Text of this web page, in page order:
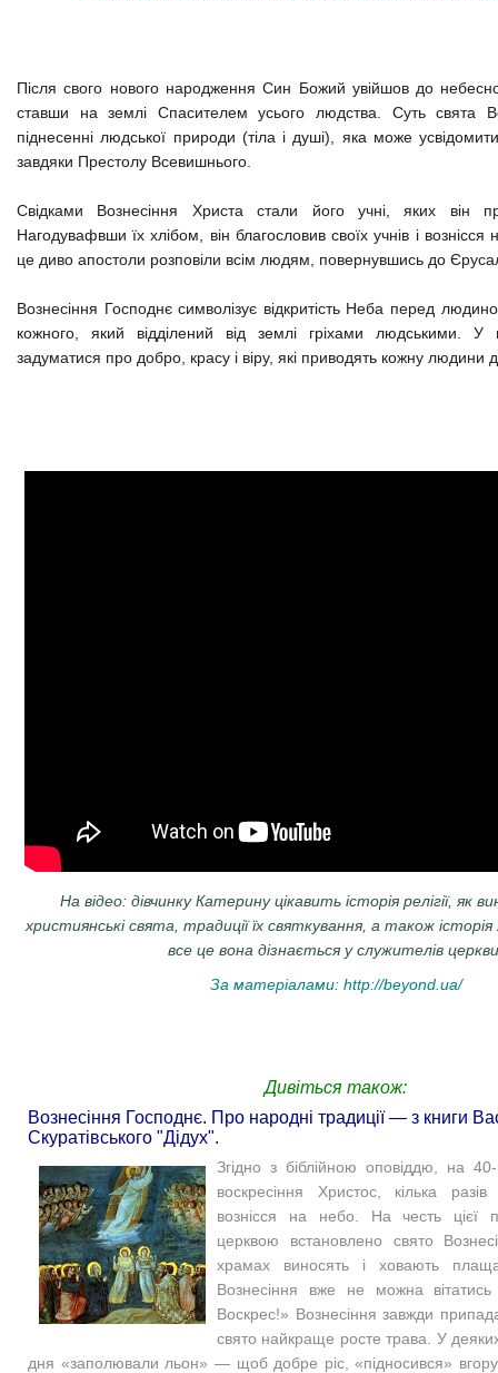
Після свого нового народження Син Божий увійшов до
ставши на землі Спасителем усього людства. Суть свята
піднесенні людської природи (тіла і душі), яка може
завдяки Престолу Всевишнього.
Свідками Вознесіння Христа стали його учні, яких він
Нагодувафвши їх хлібом, він благословив своїх учнів і
це диво апостоли розповіли всім людям, повернувшись до
Вознесіння Господнє символізує відкритість Неба перед
кожного, який відділений від землі гріхами людськими.
задуматися про добро, красу і віру, які приводять кожну людини
На відео: дівчинку Катерину цікавить історія релігії, як
християнські свята, традиції їх святкування, а також
все це вона дізнається у служителів
За матеріалами: http://beyond.ua/
Дивіться також:
Вознесіння Господнє. Про народні традиції — з книги
Скуратівського "Дідух".
Згідно з біблійною оповіддю, на
воскресіння Христос, кілька
вознісся на небо. На честь цієї
церквою встановлено свято
храмах виносять і ховають
Вознесіння вже не можна
Воскрес!» Вознесіння завжди
свято найкраще росте трава. У
дня «заполювали льон» — щоб добре ріс, «підносився»